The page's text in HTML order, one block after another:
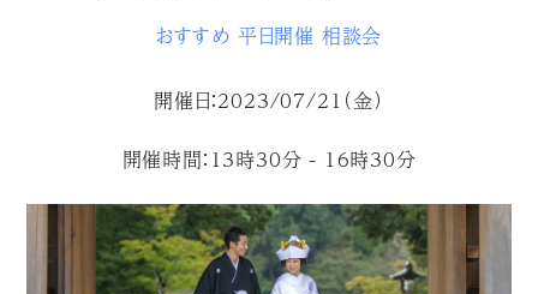
おすすめ 平日開催 相談会
開催日：2023/07/21（金）
開催時間：13時30分 - 16時30分